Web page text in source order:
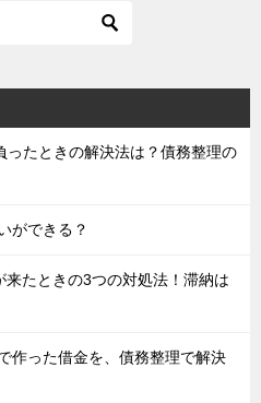
ったときの解決法は？債務整理の
ができる？
たときの3つの対処法！滞納は
作った借金を、債務整理で解決